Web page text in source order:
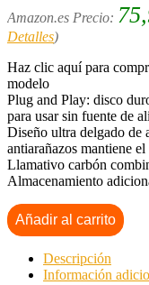
Amazon.es Precio:
Detalles)
Haz clic aquí para
modelo
Plug and Play: disco
para usar sin fuente de
Diseño ultra delgado de
antiarañazos mantiene
Llamativo carbón
Almacenamiento
Añadir al carrito
Descripción
Información